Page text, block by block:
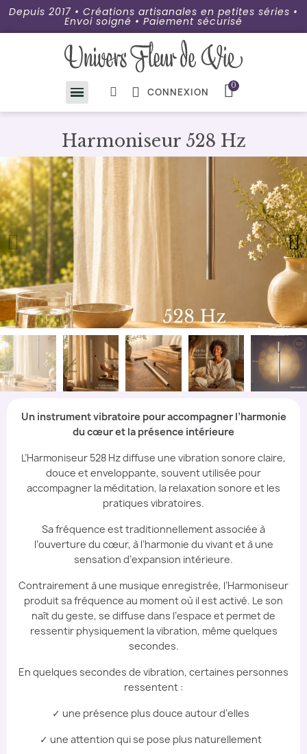
Depuis 2017 • Créations artisanales en petites séries •
Envoi soigné • Paiement sécurisé
CONNEXION
Harmoniseur 528 Hz
Un instrument vibratoire pour accompagner l’harmonie
du cœur et la présence intérieure
L’Harmoniseur 528 Hz diffuse une vibration sonore claire,
douce et enveloppante, souvent utilisée pour
accompagner la méditation, la relaxation sonore et les
pratiques vibratoires.
Sa fréquence est traditionnellement associée à
l’ouverture du cœur, à l’harmonie du vivant et à une
sensation d’expansion intérieure.
Contrairement à une musique enregistrée, l’Harmoniseur
produit sa fréquence au moment où il est activé. Le son
naît du geste, se diffuse dans l’espace et permet de
ressentir physiquement la vibration, même quelques
secondes.
En quelques secondes de vibration, certaines personnes
ressentent :
✓ une présence plus douce autour d’elles
✓ une attention qui se pose plus naturellement